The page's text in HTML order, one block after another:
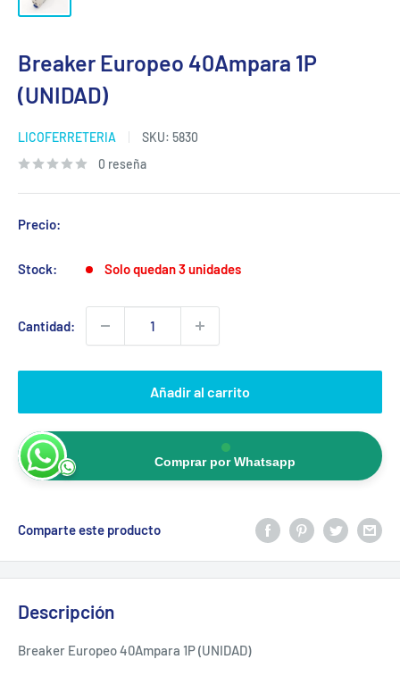
Breaker Europeo 40Ampara 1P
(UNIDAD)
LICOFERRETERIA SKU: 5830
0 reseña
Precio:
Stock: Solo quedan 3 unidades
Cantidad:
Añadir al carrito
Comprar por Whatsapp
Comparte este producto
Descripción
Breaker Europeo 40Ampara 1P (UNIDAD)